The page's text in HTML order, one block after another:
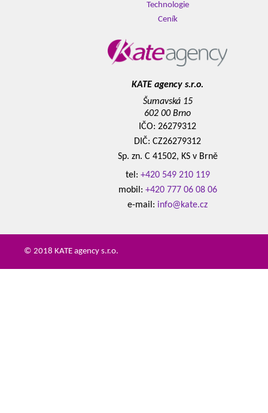
Technologie
Ceník
KATE agency s.r.o.
Šumavská 15
602 00 Brno
IČO: 26279312
DIČ: CZ26279312
Sp. zn. C 41502, KS v Brně
tel: +420 549 210 119
mobil: +420 777 06 08 06
e-mail: info@kate.cz
© 2018 KATE agency s.r.o.